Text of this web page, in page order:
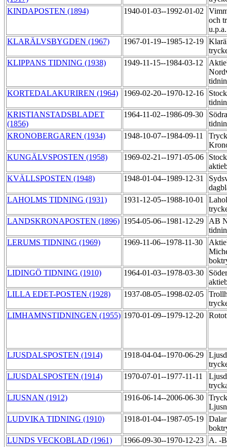
KINDAPOSTEN (1894)
1940-01-03--1992-01-02
och
KLARÄLVSBYGDEN (1967)
1967-01-19--1985-12-19
KLIPPANS TIDNING (1938)
1949-11-15--1984-03-12
KORTEDALAKURIREN (1964)
1969-02-20--1970-12-16
KRISTIANSTADSBLADET
(1856)
1964-11-02--1986-09-30
KRONOBERGAREN (1934)
1948-10-07--1984-09-11
KUNGÄLVSPOSTEN (1958)
1969-02-21--1971-05-06
KVÄLLSPOSTEN (1948)
1948-01-04--1989-12-31
LAHOLMS TIDNING (1931)
1931-12-05--1988-10-01
LANDSKRONAPOSTEN (1896) 1954-05-06--1981-12-29
AB
LERUMS TIDNING (1969)
1969-11-06--1978-11-30
LIDINGÖ TIDNING (1910)
1964-01-03--1978-03-30
LILLA EDET-POSTEN (1928)
1937-08-05--1998-02-05
LIMHAMNSTIDNINGEN (1955) 1970-01-09--1979-12-20
LJUSDALSPOSTEN (1914) 1918-04-04--1970-06-29
LJUSDALSPOSTEN (1914)
1970-07-01--1977-11-11
LJUSNAN (1912)
1916-06-14--2006-06-30
LUDVIKA TIDNING (1910)
1918-01-04--1987-05-19
LUNDS VECKOBLAD (1961)
1966-09-30--1970-12-23
A. -